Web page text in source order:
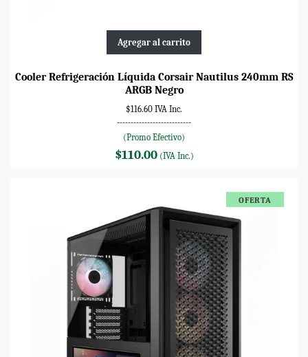
Agregar al carrito
Cooler Refrigeración Líquida Corsair Nautilus 240mm RS
ARGB Negro
$116.60 IVA Inc.
---------------------------
(Promo Efectivo)
$110.00(IVA Inc.)
OFERTA